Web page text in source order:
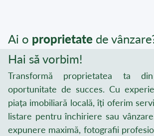
Ai o proprietate de
Hai să vorbim!
Transformă proprietatea ta
oportunitate de succes. Cu
piața imobiliară locală, îți oferim
listare pentru închiriere sau
expunere maximă, fotografii